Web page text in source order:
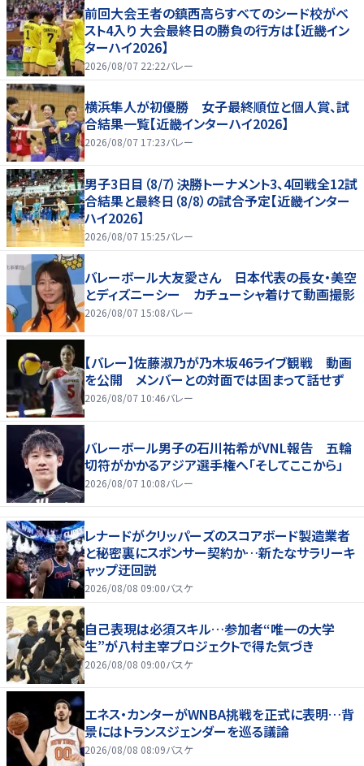
前回大会王者の鎮西高らすべてのシード校がベ
スト4入り 大会最終日の勝負の行方は【近畿イン
ターハイ2026】
2026/08/07 22:22バレー
横浜隼人が初優勝 女子最終順位と個人賞、試
合結果一覧【近畿インターハイ2026】
2026/08/07 17:23バレー
男子3日目（8/7）決勝トーナメント3、4回戦全12試
合結果と最終日（8/8）の試合予定【近畿インター
ハイ2026】
2026/08/07 15:25バレー
バレーボール大友愛さん 日本代表の長女・美空
とディズニーシー カチューシャ着けて動画撮影
2026/08/07 15:08バレー
【バレー】佐藤淑乃が乃木坂46ライブ観戦 動画
を公開 メンバーとの対面では固まって話せず
2026/08/07 10:46バレー
バレーボール男子の石川祐希がVNL報告 五輪
切符がかかるアジア選手権へ「そしてここから」
2026/08/07 10:08バレー
レナードがクリッパーズのスコアボード製造業者
と秘密裏にスポンサー契約か‬…新たなサラリーキ
ャップ迂回説
2026/08/08 09:00バスケ
自己表現は必須スキル…参加者“唯一の大学
生”が八村主宰プロジェクトで得た気づき
2026/08/08 09:00バスケ
エネス・カンターがWNBA挑戦を正式に表明…背
景にはトランスジェンダーを巡る議論
2026/08/08 08:09バスケ